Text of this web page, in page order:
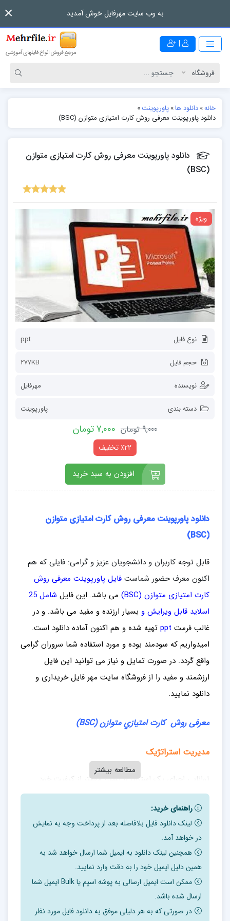
به وب سایت مهرفایل خوش آمدید
|
خانه»دانلود ها»پاورپوینت»
دانلود پاورپوینت معرفی روش کارت امتیازی متوازن (BSC)
دانلود پاورپوینت معرفی روش کارت امتیازی متوازن
(BSC)
ویژه
نوع فایل ppt
حجم فایل 277KB
نویسنده مهرفایل
دسته بندی پاورپوینت
9,000 تومان 7,000 تومان
٪22 تخفیف
افزودن به سبد خرید
دانلود پاورپوینت معرفی روش کارت امتیازی متوازن
(BSC)
قابل توجه کاربران و دانشجویان عزیز و گرامی: فایلی که هم
اکنون معرف حضور شماست فایل پاورپوینت معرفی روش
کارت امتیازی متوازن (BSC)
می باشد. این فایل
شامل 25
اسلاید قابل ویرایش و بسیار ارزنده و مفید می باشد. و در
غالب فرمت ppt تهیه شده و هم اکنون آماده دانلود است.
امیدواریم که سودمند بوده و مورد استفاده شما سروران گرامی
واقع گردد. در صورت تمایل و نیاز می توانید این فایل
ارزشمند و مفید را از فروشگاه سایت مهر فایل خریداری و
دانلود نمایید.
معرفی روش كارت امتيازي متوازن (
BSC)
مدیریت استراتژیک
توانایی اجرای یک استراتژی بسیار مهمتر از کیفیت خود
استراتژی است. یک تحقیق در سال 1999 دلیل ناکامی 70%
از مدیران ارشد شرکتها را شکست آنها در اجرای
استراتژیهایشان عنوان کرده است. در واقع مدیریت
استراتژیک، هنر و دانش تبین و تدوین، اجرا و ارزیابی
تصمیمات وظیفه ای چند گانه می باشد که سازمان را قادر به
دستیابی به اهداف بلند مدت خودش می سازد.
ارزيابي متوازن چيست؟
مطالعه بیشتر
راهنمای خرید:
لینک دانلود فایل بلافاصله بعد از پرداخت وجه به نمایش
در خواهد آمد.
همچنین لینک دانلود به ایمیل شما ارسال خواهد شد به
همین دلیل ایمیل خود را به دقت وارد نمایید.
ممکن است ایمیل ارسالی به پوشه اسپم یا Bulk ایمیل شما
ارسال شده باشد.
در صورتی که به هر دلیلی موفق به دانلود فایل مورد نظر